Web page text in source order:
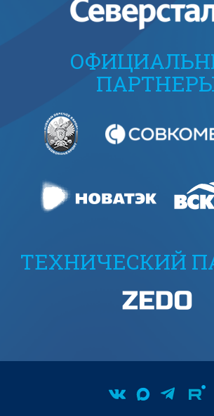
ТЕХНИЧЕСКИЙ